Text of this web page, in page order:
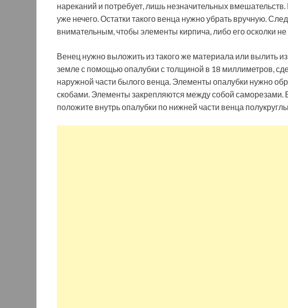
нареканий и потребует, лишь незначительных
уже нечего. Остатки такого венца нужно убрать вручную.
внимательным, чтобы элементы кирпича, либо его осколки
Венец нужно выложить из такого же материала или вылить
земле с помощью опалубки с толщиной в 18 миллиметров,
наружной части былого венца. Элементы опалубки нужно
скобами. Элементы закрепляются между собой саморезами.
положите внутрь опалубки по нижней части венца